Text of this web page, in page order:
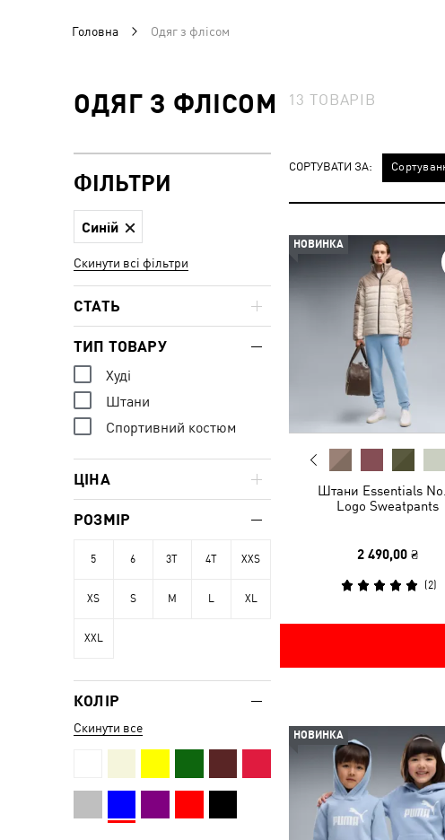
Головна Одяг з флісом
ОДЯГ З ФЛІСОМ 13ТОВАРІВ
СОРТУВАТИ ЗА:
НОВИНКА
Штани Essentials
Logo Sweatpants
2 490,00 ₴
(2)
НОВИНКА
ФІЛЬТРИ
Синій
Скинути всі фільтри
СТАТЬ
ТИП ТОВАРУ
Худі
Штани
Спортивний костюм
ЦІНА
РОЗМІР
5 6 3T 4T XXS
XS S M L XL
XXL
КОЛІР
Скинути все